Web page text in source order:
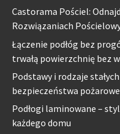
Castorama Pościel:
Rozwiązaniach
Łączenie podłóg bez
trwałą powierzchnię bez
Podstawy i rodzaje
bezpieczeństwa
Podłogi laminowane –
każdego domu